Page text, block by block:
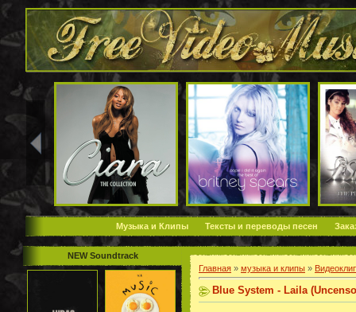
Музыка и Клипы Тексты и переводы песен
NEW Soundtrack
Главная » музыка и клипы »
Blue System - Laila